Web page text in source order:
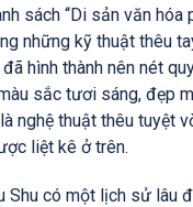
sách “Di sản văn hóa
những kỹ thuật thêu
đã hình thành nên nét
sắc tươi sáng, đẹp
nghệ thuật thêu tuyệt
liệt kê ở trên.
Shu có một lịch sử lâu